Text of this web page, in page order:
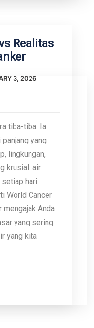
Realitas
3, 2026
tiba-tiba. Ia
yang
lingkungan,
krusial: air
hari.
World Cancer
mengajak Anda
yang sering
yang kita